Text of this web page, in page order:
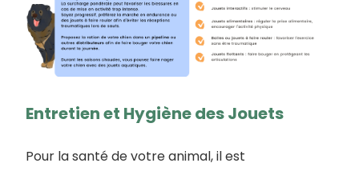
Entretien et Hygiène des Jouets
Pour la santé de votre animal, il est